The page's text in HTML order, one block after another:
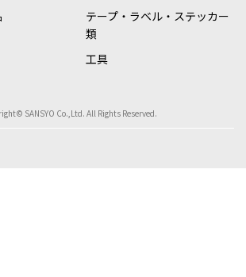
テープ・ラベル・ステッカー
類
工具
SANSYO Co.,Ltd. All Rights Reserved.